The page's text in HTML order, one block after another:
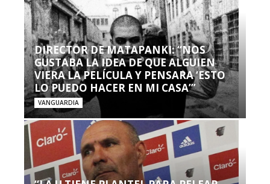
DIRECTOR DE MATAPANKI: “NOS
GUSTABA LA IDEA DE QUE ALGUIEN
VIERA LA PELÍCULA Y PENSARA ‘ESTO
LO PUEDO HACER EN MI CASA’”
VANGUARDIA